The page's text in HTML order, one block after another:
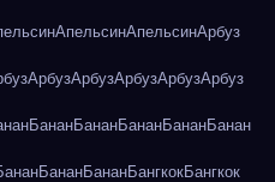
АпельсинАпельсинАрбуз
АрбузАрбузАрбузАрбузАрбуз
БананБананБананБананБанан
БананБананБангкокБангкок